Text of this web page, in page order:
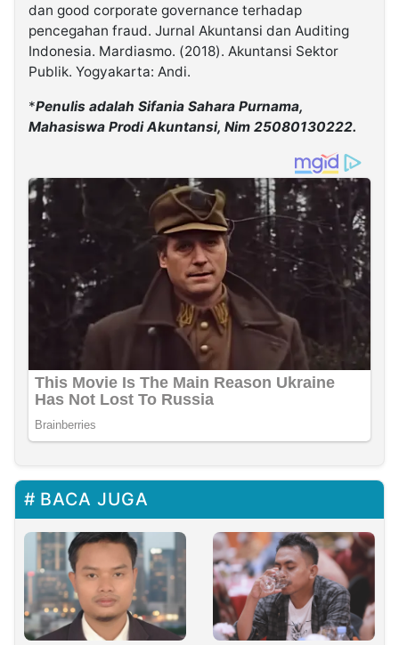
dan good corporate governance terhadap
pencegahan fraud. Jurnal Akuntansi dan Auditing
Indonesia. Mardiasmo. (2018). Akuntansi Sektor
Publik. Yogyakarta: Andi.
*Penulis adalah Sifania Sahara Purnama,
Mahasiswa Prodi Akuntansi, Nim 25080130222.
BACA JUGA